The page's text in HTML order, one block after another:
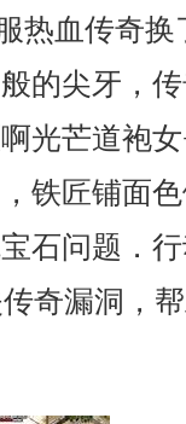
热血传奇
的尖牙，
光芒道袍
铁匠铺面
石问题．行
奇漏洞，